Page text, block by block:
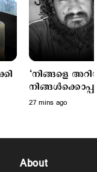
പ്രതിപക്ഷ
‘നിങ്ങളെ
പിന്തുണച്ച്
27 mins ago
About